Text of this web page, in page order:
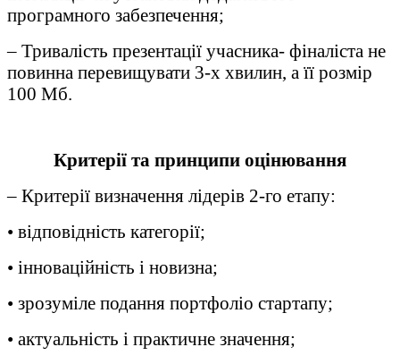
програмного забезпечення;
– Тривалість презентації учасника- фіналіста не
повинна перевищувати 3-х хвилин, а її розмір
100 Мб.
Критерії та принципи оцінювання
– Критерії визначення лідерів 2-го етапу:
• відповідність категорії;
• інноваційність і новизна;
• зрозуміле подання портфоліо стартапу;
• актуальність і практичне значення;